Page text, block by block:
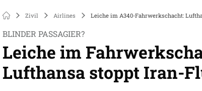
Zivil Airlines Leiche im A340-Fahrwerkschacht:
BLINDER PASSAGIER?
Leiche im
Lufthansa stoppt Iran-